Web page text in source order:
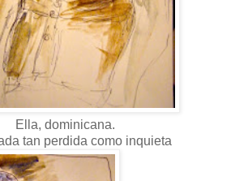
Ella, dominicana.
tan perdida como inquieta